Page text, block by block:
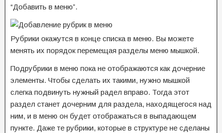
“Добавить в меню”.
Рубрики окажутся в конце списка в меню. Вы можете
менять их порядок перемещая разделы меню мышкой.
Подрубрики в меню пока не отображаются как дочерние
элементы. Чтобы сделать их такими, нужно мышкой
слегка подвинуть нужный радел вправо. Тогда этот
раздел станет дочерним для раздела, находящегося над
ним, и в меню он будет отображаться в выпадающем
пункте. Даже те рубрики, которые в структуре не сделаны